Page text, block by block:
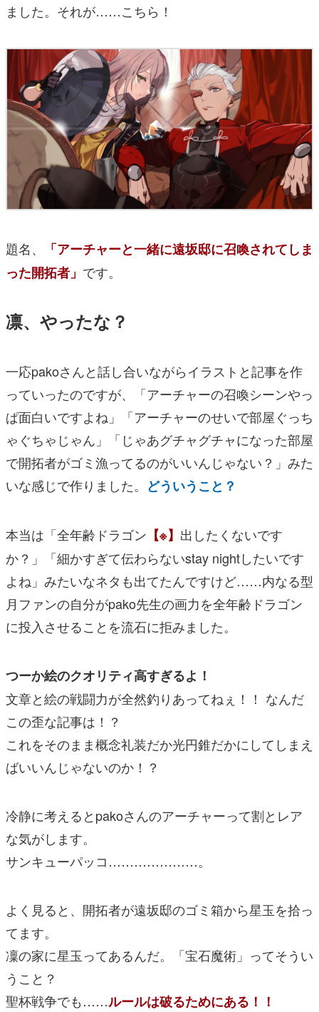
ました。それが……こちら！
題名、
「アーチャーと一緒に遠坂邸に召喚されてしま
った開拓者」 です。
凛、やったな？
一応pakoさんと話し合いながらイラストと記事を作
っていったのですが、「アーチャーの召喚シーンやっ
ぱ面白いですよね」「アーチャーのせいで部屋ぐっち
ゃぐちゃじゃん」「じゃあグチャグチャになった部屋
で開拓者がゴミ漁ってるのがいいんじゃない？」みた
いな感じで作りました。 どういうこと？
本当は「全年齢ドラゴン 【※】 出したくないです
か？」「細かすぎて伝わらないstay nightしたいです
よね」みたいなネタも出てたんですけど……内なる型
月ファンの自分がpako先生の画力を全年齢ドラゴン
に投入させることを流石に拒みました。
つーか絵のクオリティ高すぎるよ！
文章と絵の戦闘力が全然釣りあってねぇ！！ なんだ
この歪な記事は！？
これをそのまま概念礼装だか光円錐だかにしてしまえ
ばいいんじゃないのか！？
冷静に考えるとpakoさんのアーチャーって割とレア
な気がします。
サンキューパッコ…………………。
よく見ると、開拓者が遠坂邸のゴミ箱から星玉を拾っ
てます。
凜の家に星玉ってあるんだ。「宝石魔術」ってそうい
うこと？
聖杯戦争でも……ルールは破るためにある！！